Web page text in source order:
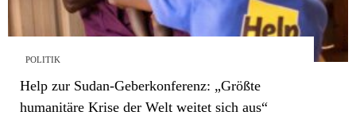
POLITIK
Help zur Sudan-Geberkonferenz: „Größte
humanitäre Krise der Welt weitet sich aus“